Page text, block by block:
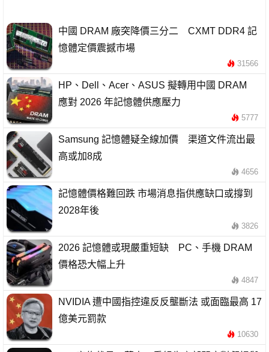
中國 DRAM 廠突降價三分二 CXMT DDR4 記
憶體定價震撼市場
31566
HP、Dell、Acer、ASUS 擬轉用中國 DRAM
應對 2026 年記憶體供應壓力
5777
Samsung 記憶體疑全線加價 渠道文件流出最
高或加8成
4656
記憶體價格難回跌 市場消息指供應缺口或撐到
2028年後
3826
2026 記憶體或現嚴重短缺 PC、手機 DRAM
價格恐大幅上升
4847
NVIDIA 遭中國指控違反反壟斷法 或面臨最高 17
億美元罰款
10630